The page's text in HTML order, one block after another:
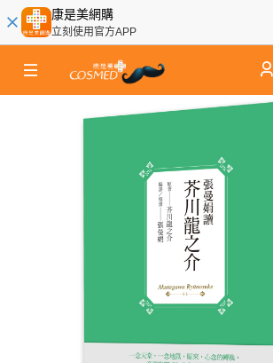
康是美網購
立刻使用官方APP